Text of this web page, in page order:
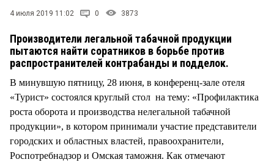
4 июля 2019 11:02 0 3873
Производители легальной табачной продукции
пытаются найти соратников в борьбе против
распространителей контрабанды и подделок.
В минувшую пятницу, 28 июня, в конференц-зале отеля
«Турист» состоялся круглый стол на тему: «Профилактика
роста оборота и производства нелегальной табачной
продукции», в котором принимали участие представители
городских и областных властей, правоохранители,
Роспотребнадзор и Омская таможня. Как отмечают